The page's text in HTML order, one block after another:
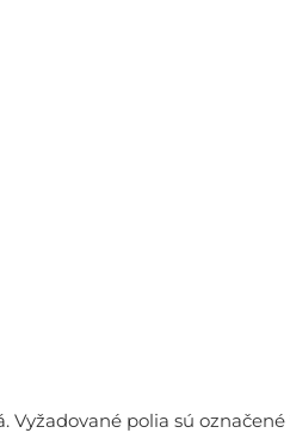
Vyžadované polia sú označené